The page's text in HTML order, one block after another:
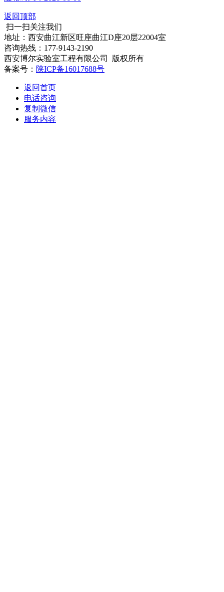
返回顶部
扫一扫关注我们
地址：西安曲江新区旺座曲江D座20层22004室
咨询热线：177-9143-2190
西安博尔实验室工程有限公司 版权所有
备案号： 陕ICP备16017688号
返回首页
电话咨询
复制微信
服务内容